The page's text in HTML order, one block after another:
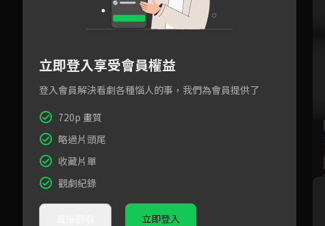
立即登入享受會員權益
登入會員解決看劇各種惱人的事，我們為會員提供了
720p 畫質
略過片頭尾
收藏片單
觀劇紀錄
立即登入